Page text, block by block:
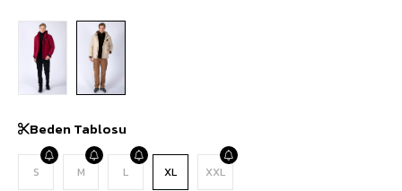
Beden Tablosu
S M L XL XXL